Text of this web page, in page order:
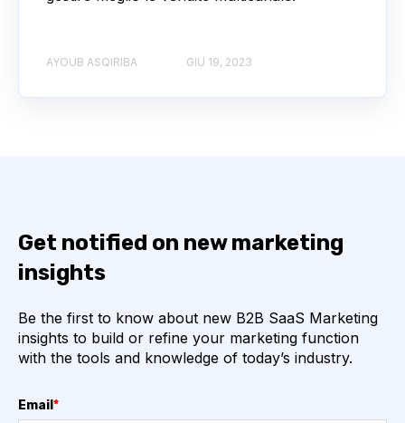
AYOUB ASQIRIBA GIU 19, 2023
Get notified on new marketing
insights
Be the first to know about new B2B SaaS Marketing
insights to build or refine your marketing function
with the tools and knowledge of today’s industry.
Email *